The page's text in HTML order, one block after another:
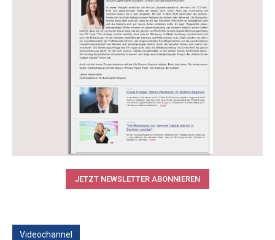
JETZT NEWSLETTER ABONNIEREN
Videochannel